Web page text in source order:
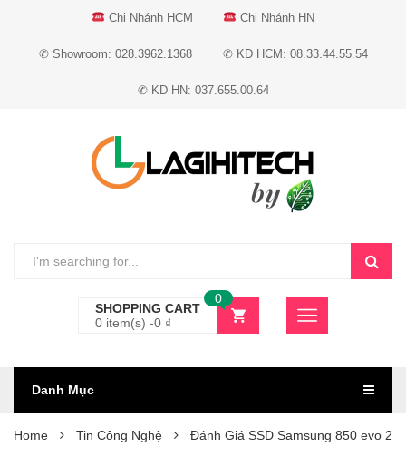
Chi Nhánh HCM Chi Nhánh HN
✆ Showroom: 028.3962.1368 ✆ KD HCM: 08.33.44.55.54
✆ KD HN: 037.655.00.64
SHOPPING CART
0 item(s) -0 ₫
0
Danh Mục
Home Tin Công Nghệ Đánh Giá SSD Samsung 850 evo